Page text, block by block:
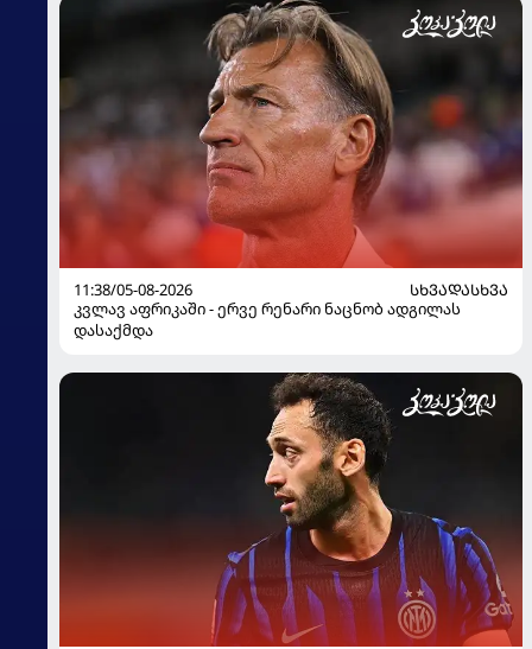
11:38/05-08-2026
ᲡᲮᲕᲐᲓᲐᲡᲮᲕᲐ
კვლავ აფრიკაში - ერვე რენარი ნაცნობ ადგილას
დასაქმდა